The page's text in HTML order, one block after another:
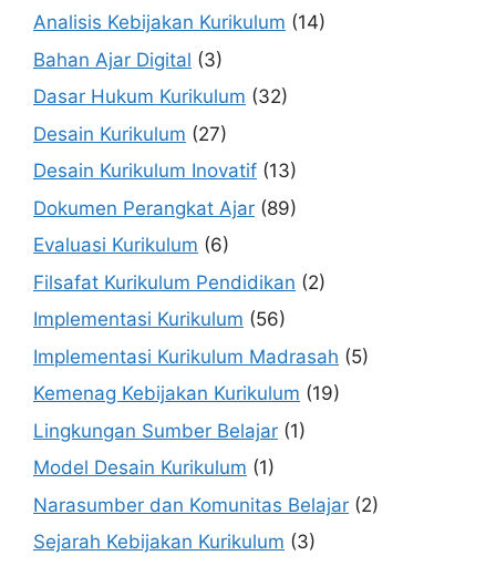
Analisis Kebijakan Kurikulum (14)
Bahan Ajar Digital (3)
Dasar Hukum Kurikulum (32)
Desain Kurikulum (27)
Desain Kurikulum Inovatif (13)
Dokumen Perangkat Ajar (89)
Evaluasi Kurikulum (6)
Filsafat Kurikulum Pendidikan (2)
Implementasi Kurikulum (56)
Implementasi Kurikulum Madrasah (5)
Kemenag Kebijakan Kurikulum (19)
Lingkungan Sumber Belajar (1)
Model Desain Kurikulum (1)
Narasumber dan Komunitas Belajar (2)
Sejarah Kebijakan Kurikulum (3)